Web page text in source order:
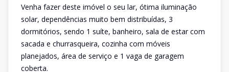
Venha fazer deste imóvel o seu lar, ótima iluminação
solar, dependências muito bem distribuídas, 3
dormitórios, sendo 1 suíte, banheiro, sala de estar com
sacada e churrasqueira, cozinha com móveis
planejados, área de serviço e 1 vaga de garagem
coberta.